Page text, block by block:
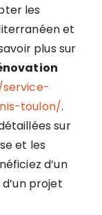
les
et
plus sur
toulon/.
sur
et les
d’un
projet